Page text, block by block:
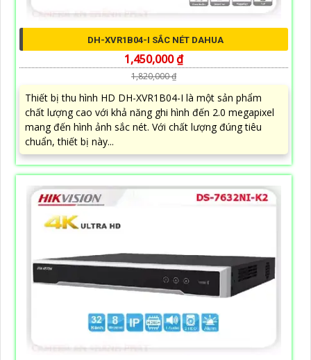
DH-XVR1B04-I SẮC NÉT DAHUA
1,450,000 ₫
1,820,000 ₫
Thiết bị thu hình HD DH-XVR1B04-I là một sản phẩm
chất lượng cao với khả năng ghi hình đến 2.0 megapixel
mang đến hình ảnh sắc nét. Với chất lượng đúng tiêu
chuẩn, thiết bị này...